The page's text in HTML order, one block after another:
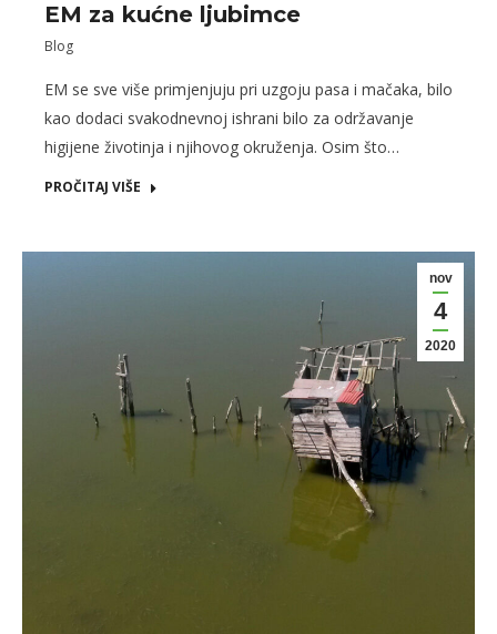
EM za kućne ljubimce
Blog
EM se sve više primjenjuju pri uzgoju pasa i mačaka, bilo
kao dodaci svakodnevnoj ishrani bilo za održavanje
higijene životinja i njihovog okruženja. Osim što…
PROČITAJ VIŠE
nov
4
2020